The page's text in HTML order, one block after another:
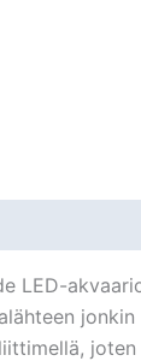
LED-